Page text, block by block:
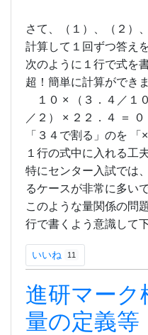
さて、（１）、（２）
計算して１回ずつ答え
次のように１行で式を
超！簡単に計算ができ
１０ × （３．４／１
／２） × ２２．４ ＝
「３４で割る」のを
１行の式中に入れる工
特にセンター入試では
るケースが非常に多いで
このような量関係の問
行で書くよう意識して下
いいね 11
進研マーク
量の定義等